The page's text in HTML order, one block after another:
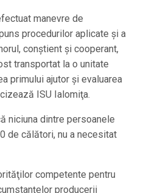
manevre de
procedurilor aplicate şi a
conştient şi cooperant,
transportat la o unitate
primului ajutor şi evaluarea
ISU Ialomiţa.
niciuna dintre persoanele
de călători, nu a necesitat
competente pentru
producerii